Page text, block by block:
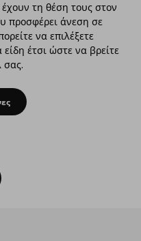
τη θέση τους στον
προσφέρει άνεση σε
να επιλέξετε
έτσι ώστε να βρείτε
σας.
και τους επισκέπτες σας με
Back To Top